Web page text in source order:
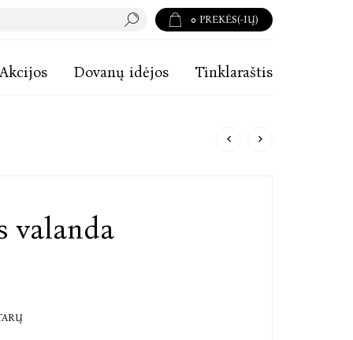
0 PREKĖS(-IŲ)
Akcijos Dovanų idėjos Tinklaraštis
valanda